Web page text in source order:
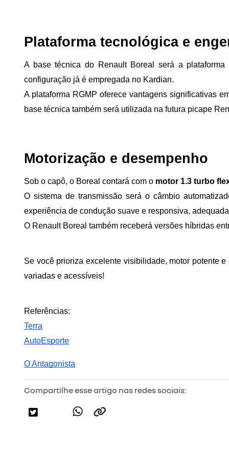
Plataforma tecnológica e
A base técnica do Renault Boreal será a
configuração já é empregada no Kardian.
A plataforma RGMP oferece vantagens significativas
base técnica também será utilizada na futura picape
Motorização e desempenho
Sob o capô, o Boreal contará com o motor 1.3 turbo
O sistema de transmissão será o câmbio
experiência de condução suave e responsiva,
O Renault Boreal também receberá versões híbridas
Se você prioriza excelente visibilidade, motor potente
variadas e acessíveis!
Referências:
Terra
AutoEsporte
O Antagonista
Compartilhe esse artigo nas redes sociais: